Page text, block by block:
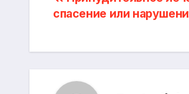
по
записям
спасение или